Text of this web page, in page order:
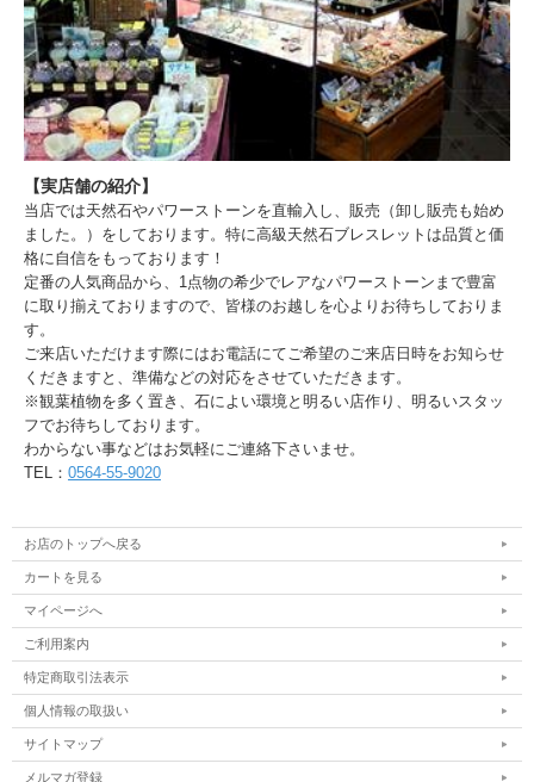
【実店舗の紹介】
当店では天然石やパワーストーンを直輸入し、販売（卸し販売も始め
ました。）をしております。特に高級天然石ブレスレットは品質と価
格に自信をもっております！
定番の人気商品から、1点物の希少でレアなパワーストーンまで豊富
に取り揃えておりますので、皆様のお越しを心よりお待ちしておりま
す。
ご来店いただけます際にはお電話にてご希望のご来店日時をお知らせ
くだきますと、準備などの対応をさせていただきます。
※観葉植物を多く置き、石によい環境と明るい店作り、明るいスタッ
フでお待ちしております。
わからない事などはお気軽にご連絡下さいませ。
TEL： 0564-55-9020
お店のトップへ戻る
カートを見る
マイページへ
ご利用案内
特定商取引法表示
個人情報の取扱い
サイトマップ
メルマガ登録